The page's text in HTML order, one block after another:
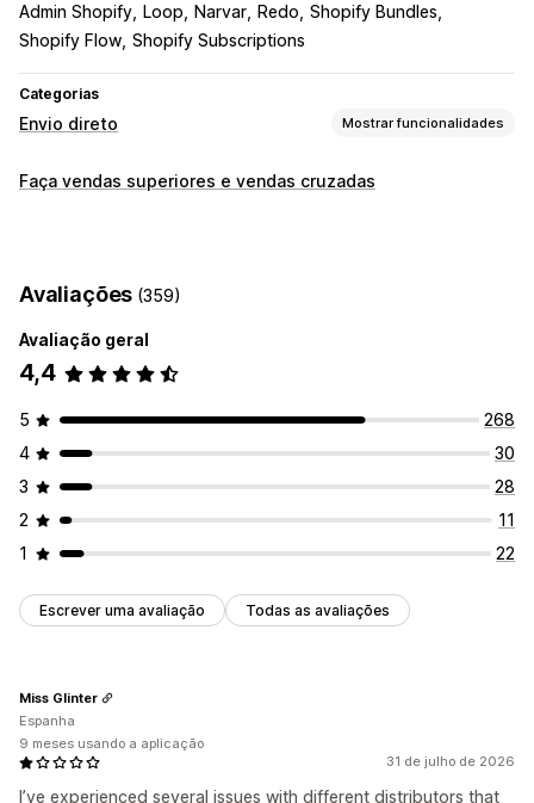
Admin Shopify Loop Narvar Redo Shopify Bundles
Shopify Flow Shopify Subscriptions
Categorias
Envio direto Mostrar funcionalidades
Produtos que pode vender
Entretenimento e conteúdos multimédia
Brinquedos e jogos
Produtos desportivos
Faça vendas superiores e vendas cruzadas
Avaliações (359)
Avaliação geral
4,4
5
268
4
30
3
28
2
11
1
22
Escrever uma avaliação Todas as avaliações
31 de julho de 2026
I’ve experienced several issues with different distributors that
Miss Glinter
Espanha
9 meses usando a aplicação